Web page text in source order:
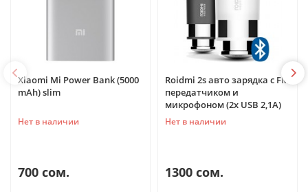
Xiaomi Mi Power Bank (5000
mAh) slim
Нет в наличии
700 сом.
Roidmi 2s авто зарядка с FM
передатчиком и
микрофоном (2х USB 2,1A)
Нет в наличии
1300 сом.